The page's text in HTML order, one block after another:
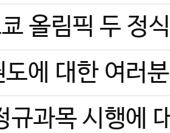
도에 대한 여러